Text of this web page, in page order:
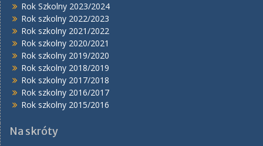
Rok Szkolny 2023/2024
Rok szkolny 2022/2023
Rok szkolny 2021/2022
Rok szkolny 2020/2021
Rok szkolny 2019/2020
Rok szkolny 2018/2019
Rok szkolny 2017/2018
Rok szkolny 2016/2017
Rok szkolny 2015/2016
Na skróty